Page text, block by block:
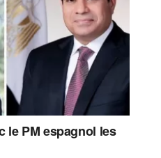
le PM espagnol les